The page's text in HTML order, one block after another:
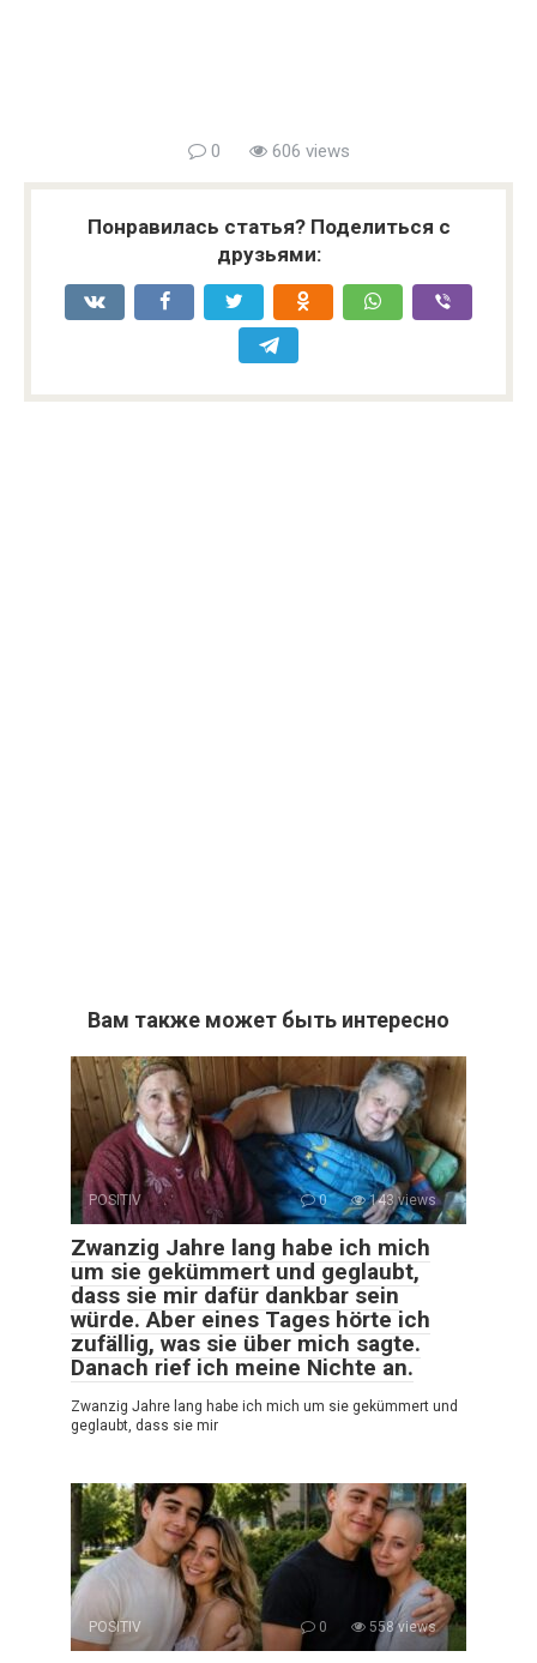
0 606 views
Понравилась статья? Поделиться с
друзьями:
Вам также может быть интересно
POSITIV 0 143 views
Zwanzig Jahre lang habe ich mich
um sie gekümmert und geglaubt,
dass sie mir dafür dankbar sein
würde. Aber eines Tages hörte ich
zufällig, was sie über mich sagte.
Danach rief ich meine Nichte an.
Zwanzig Jahre lang habe ich mich um sie gekümmert und
geglaubt, dass sie mir
POSITIV 0 558 views